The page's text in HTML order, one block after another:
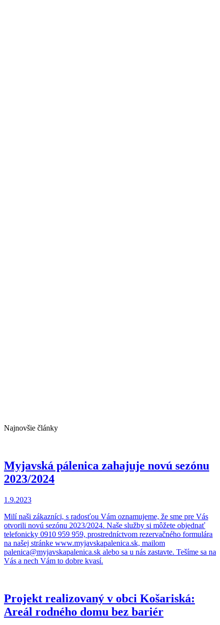
Najnovšie články
Myjavská pálenica zahajuje novú sezónu
2023/2024
1.9.2023
Milí naši zákazníci, s radosťou Vám oznamujeme, že sme pre Vás
otvorili novú sezónu 2023/2024. Naše služby si môžete objednať
telefonicky 0910 959 959, prostredníctvom rezervačného formulára
na našej stránke www.myjavskapalenica.sk, mailom
palenica@myjavskapalenica.sk alebo sa u nás zastavte. Tešíme sa na
Vás a nech Vám to dobre kvasí.
Projekt realizovaný v obci Košariská:
Areál rodného domu bez bariér